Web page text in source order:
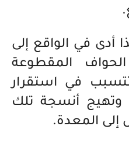
أدى في الواقع إلى
الحواف المقطوعة
في استقرار
وتهيج أنسجة تلك
إلى المعدة.